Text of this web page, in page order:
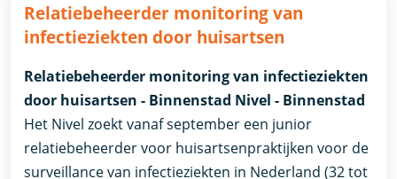
Relatiebeheerder monitoring van
infectieziekten door huisartsen
Relatiebeheerder monitoring van infectieziekten
door huisartsen - Binnenstad Nivel - Binnenstad
Het Nivel zoekt vanaf september een junior
relatiebeheerder voor huisartsenpraktijken voor de
surveillance van infectieziekten in Nederland (32 tot